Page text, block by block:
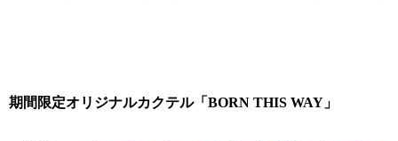
期間限定オリジナルカクテル「BORN THIS WAY」